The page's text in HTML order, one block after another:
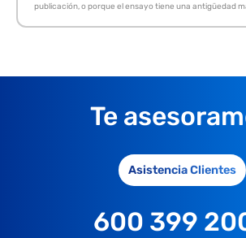
publicación, o porque el ensayo tiene una antigüedad
Te
Asistencia Clientes
600 399